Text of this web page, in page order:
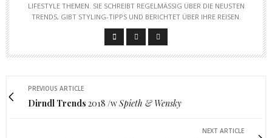
LIFESTYLE THEMEN. SIE SCHREIBT REGELMÄSSIG ÜBER DIE NEUSTEN T
RENDS, GIBT STYLING-TIPPS UND BERICHTET ÜBER IHRE REISEN.
PREVIOUS ARTICLE
Dirndl Trends 2018 /wSpieth & Wensky
NEXT ARTICLE